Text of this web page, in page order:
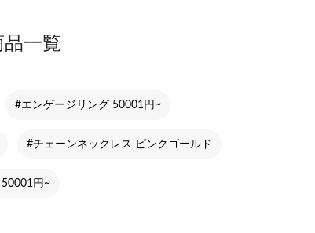
一覧
#エンゲージリング 50001円~
#チェーンネックレス ピンクゴールド
円~